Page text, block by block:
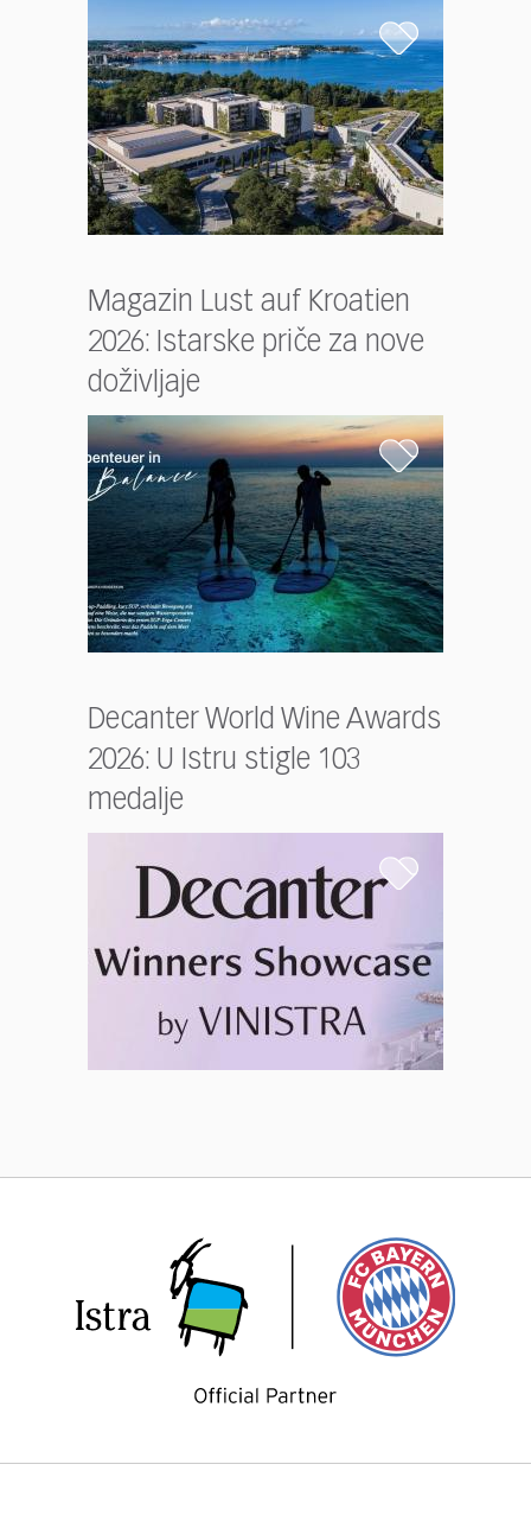
Magazin Lust auf Kroatien
2026: Istarske priče za nove
doživljaje
Decanter World Wine Awards
2026: U Istru stigle 103
medalje